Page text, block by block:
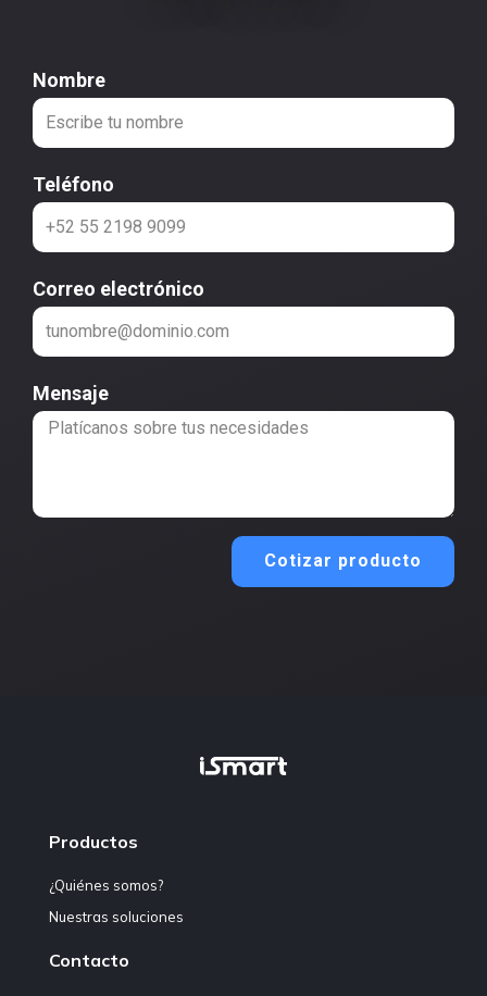
Nombre
Teléfono
Correo electrónico
Mensaje
Cotizar producto
Productos
¿Quiénes somos?
Nuestras soluciones
Contacto